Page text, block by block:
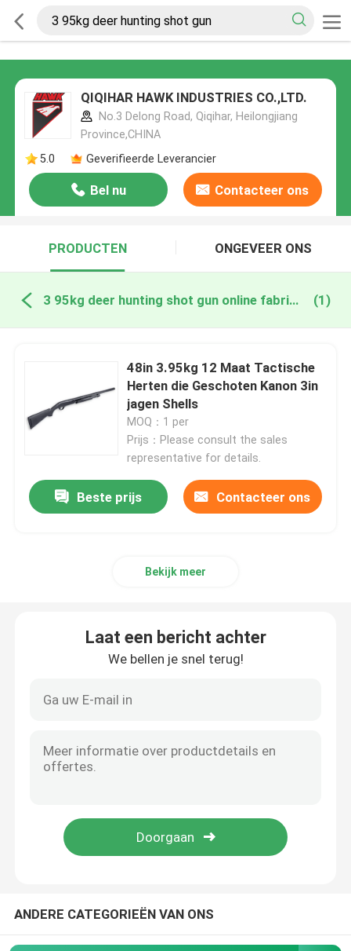
QIQIHAR HAWK INDUSTRIES CO.,LTD.
No.3 Delong Road, Qiqihar, Heilongjiang
Province,CHINA
5.0
Geverifieerde Leverancier
Bel nu Contacteer ons
PRODUCTEN ONGEVEER ONS
3 95kg deer hunting shot gun online fabricage (1)
48in 3.95kg 12 Maat Tactische
Herten die Geschoten Kanon 3in
jagen Shells
MOQ：1 per
Prijs：Please consult the sales
representative for details.
Beste prijs Contacteer ons
Bekijk meer
Laat een bericht achter
We bellen je snel terug!
ANDERE CATEGORIEËN VAN ONS